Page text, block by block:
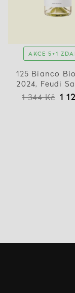
AKCE 5+1
125 Bianco
2024, Feudi
1 344 Kč 1